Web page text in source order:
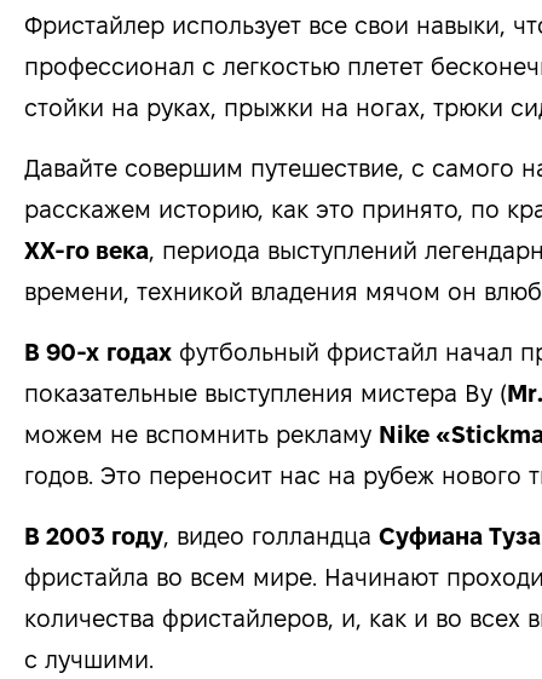
Фристайлер использует все свои навыки,
профессионал с легкостью плетет
стойки на руках, прыжки на ногах, трюки
Давайте совершим путешествие, с самого
расскажем историю, как это принято, по
ХХ-го века, периода выступлений
времени, техникой владения мячом он
В 90-х годах футбольный фристайл начал
показательные выступления мистера Ву (
можем не вспомнить рекламу Nike
годов. Это переносит нас на рубеж нового
В 2003 году, видео голландца Суфиана
фристайла во всем мире. Начинают
количества фристайлеров, и, как и во
с лучшими.